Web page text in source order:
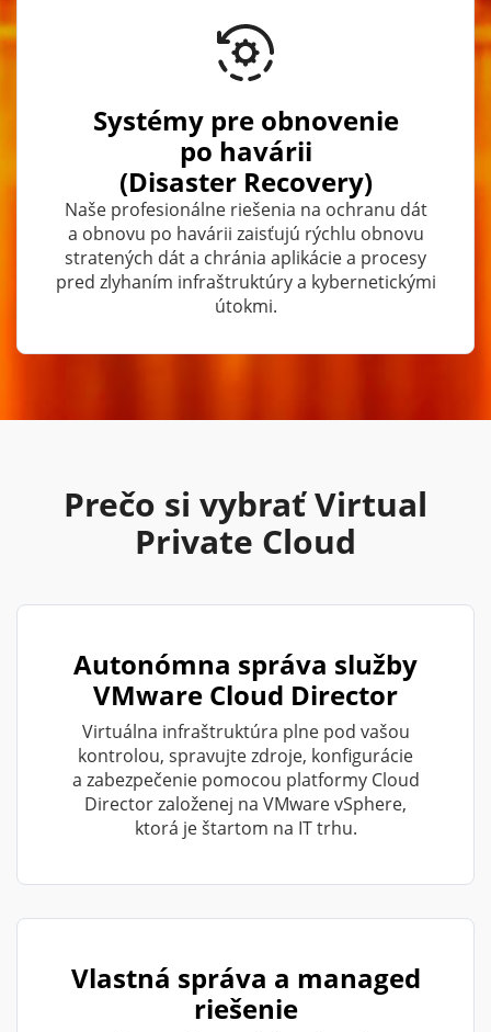
Systémy pre obnovenie
po havárii
(Disaster Recovery)
Naše profesionálne riešenia na ochranu dát
a obnovu po havárii zaisťujú rýchlu obnovu
stratených dát a chránia aplikácie a procesy
pred zlyhaním infraštruktúry a kybernetickými
útokmi.
Prečo si vybrať Virtual
Private Cloud
Autonómna správa služby
VMware Cloud Director
Virtuálna infraštruktúra plne pod vašou
kontrolou, spravujte zdroje, konfigurácie
a zabezpečenie pomocou platformy Cloud
Director založenej na VMware vSphere,
ktorá je štartom na IT trhu.
Vlastná správa a managed
riešenie